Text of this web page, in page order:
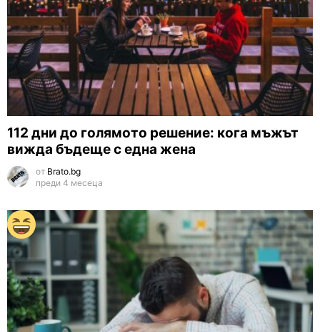
112 дни до голямото решение: кога мъжът
вижда бъдеще с една жена
от Brato.bg
преди 4 месеца